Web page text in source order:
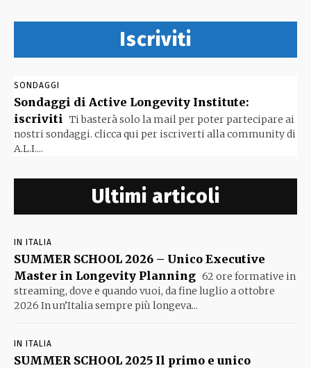
Iscriviti
SONDAGGI
Sondaggi di Active Longevity Institute:
iscriviti Ti basterà solo la mail per poter partecipare ai
nostri sondaggi. clicca qui per iscriverti alla community di
A.L.I....
Ultimi articoli
IN ITALIA
SUMMER SCHOOL 2026 – Unico Executive
Master in Longevity Planning 62 ore formative in
streaming, dove e quando vuoi, da fine luglio a ottobre
2026 In un’Italia sempre più longeva...
IN ITALIA
SUMMER SCHOOL 2025 Il primo e unico